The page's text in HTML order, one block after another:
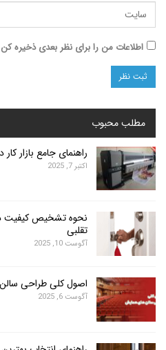
من را برای نظر بعدی ذخیره کن
راهنمای جامع بازار کار دستگاه‌های
اکتبر 7, 2025
نحوه تشخیص کیفیت درب
تقلبی
آگوست 10, 2025
اصول کلی طراحی سالن های
آگوست 6, 2025